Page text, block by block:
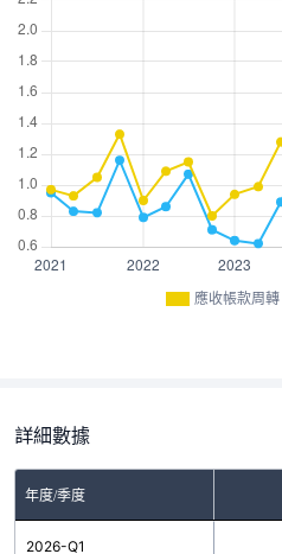
應收帳款周轉
詳細數據
年度/季度
2026-Q1